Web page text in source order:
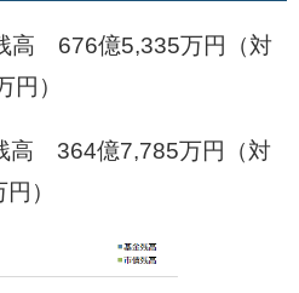
676億5,335万円（対
）
7,785万円（対
）